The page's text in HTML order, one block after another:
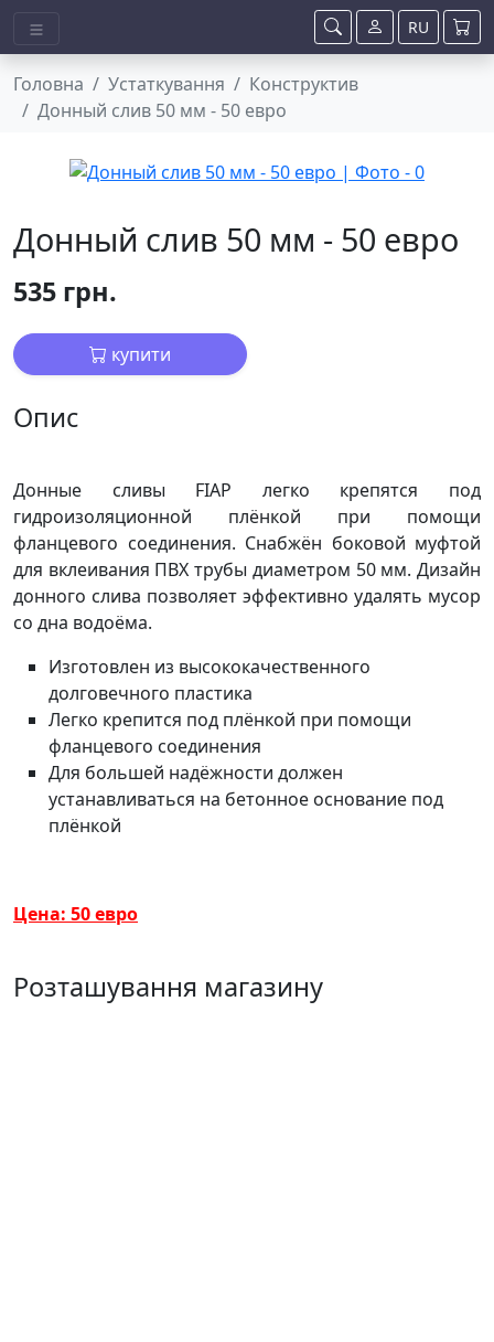
Головна Устаткування
Конструктив
Донный слив 50 мм - 50 евро
Донный слив 50 мм - 50 евро
535 грн.
купити
Опис
Донные сливы FIAP легко крепятся под
гидроизоляционной плёнкой при помощи
фланцевого соединения. Снабжён боковой муфтой
для вклеивания ПВХ трубы диаметром 50 мм. Дизайн
донного слива позволяет эффективно удалять мусор
со дна водоёма.
Изготовлен из высококачественного
долговечного пластика
Легко крепится под плёнкой при помощи
фланцевого соединения
Для большей надёжности должен
устанавливаться на бетонное основание под
плёнкой
Цена: 50 евро
Розташування магазину
RU